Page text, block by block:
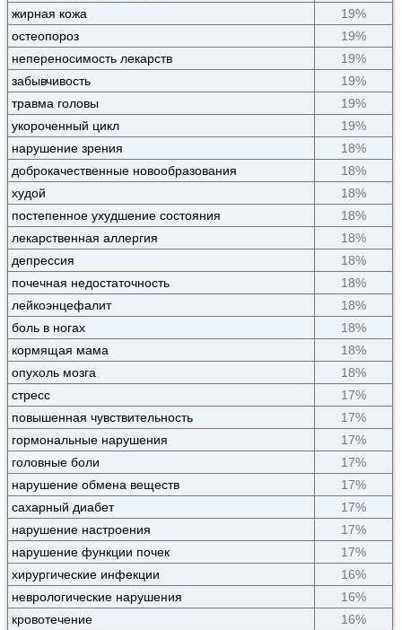
жирная кожа
19%
остеопороз
19%
непереносимость лекарств
19%
забывчивость
19%
травма головы
19%
укороченный цикл
19%
нарушение зрения
18%
доброкачественные новообразования
18%
худой
18%
постепенное ухудшение состояния
18%
лекарственная аллергия
18%
депрессия
18%
почечная недостаточность
18%
лейкоэнцефалит
18%
боль в ногах
18%
кормящая мама
18%
опухоль мозга
18%
стресс
17%
повышенная чувствительность
17%
гормональные нарушения
17%
головные боли
17%
нарушение обмена веществ
17%
сахарный диабет
17%
нарушение настроения
17%
нарушение функции почек
17%
хирургические инфекции
16%
неврологические нарушения
16%
кровотечение
16%